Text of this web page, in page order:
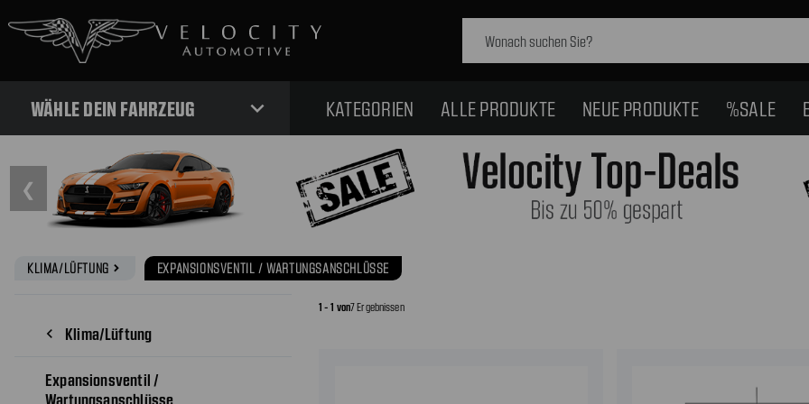
WÄHLE DEIN FAHRZEUG expand_more KATEGORIEN ALLE PRODUKTE NEUE PRODUKTE %SALE
❮
KLIMA/LÜFTUNG navigate_next EXPANSIONSVENTIL / WARTUNGSANSCHLÜSSE
navigate_before Klima/Lüftung
Expansionsventil /
Wartungsanschlüsse
1 - 1 von7 Ergebnissen